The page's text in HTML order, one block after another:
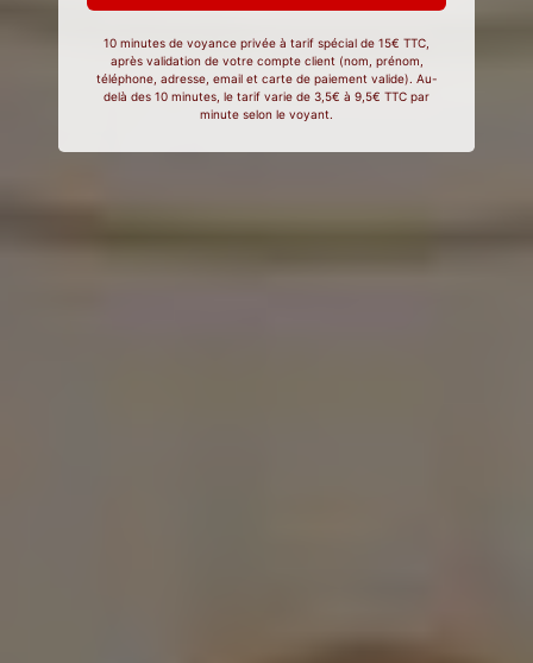
10 minutes de voyance privée à tarif spécial de 15€ TTC,
après validation de votre compte client (nom, prénom,
téléphone, adresse, email et carte de paiement valide). Au-
delà des 10 minutes, le tarif varie de 3,5€ à 9,5€ TTC par
minute selon le voyant.